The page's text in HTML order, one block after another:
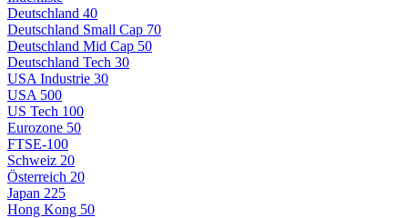
Deutschland 40
Deutschland Small Cap 70
Deutschland Mid Cap 50
Deutschland Tech 30
USA Industrie 30
USA 500
US Tech 100
Eurozone 50
FTSE-100
Schweiz 20
Österreich 20
Japan 225
Hong Kong 50